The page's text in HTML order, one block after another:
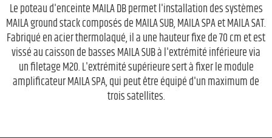
Le poteau d'enceinte MAILA DB permet l'installation des systèmes
MAILA ground stack composés de MAILA SUB, MAILA SPA et MAILA SAT.
Fabriqué en acier thermolaqué, il a une hauteur fixe de 70 cm et est
vissé au caisson de basses MAILA SUB à l'extrémité inférieure via
un filetage M20. L'extrémité supérieure sert à fixer le module
amplificateur MAILA SPA, qui peut être équipé d'un maximum de
trois satellites.